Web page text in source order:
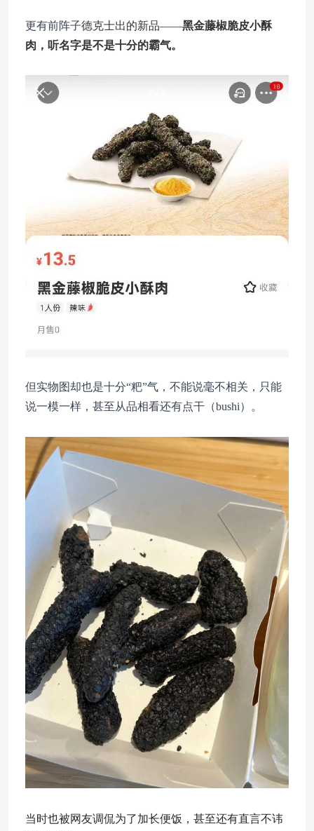
更有前阵子德克士出的新品——黑金藤椒脆皮小酥
肉，听名字是不是十分的霸气。
但实物图却也是十分“粑”气，不能说毫不相关，只能
说一模一样，甚至从品相看还有点干（bushi）。
当时也被网友调侃为了加长便饭，甚至还有直言不讳